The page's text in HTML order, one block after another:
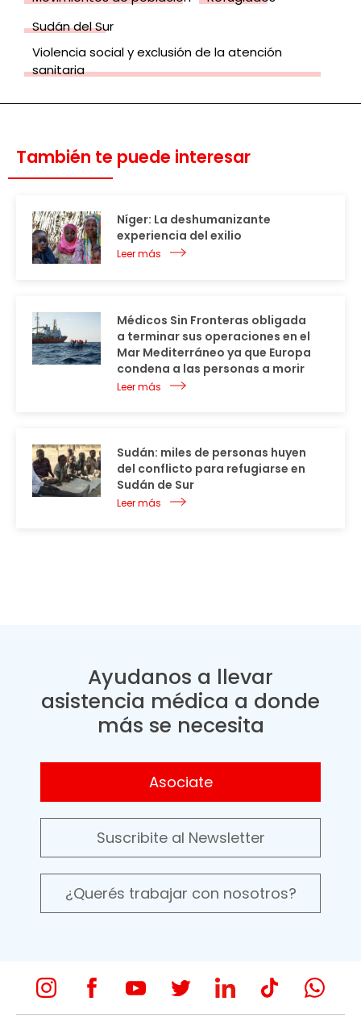
Sudán del Sur
Violencia social y exclusión de la atención
sanitaria
También te puede interesar
Níger: La deshumanizante
experiencia del exilio
Leer más
Médicos Sin Fronteras obligada
a terminar sus operaciones en el
Mar Mediterráneo ya que Europa
condena a las personas a morir
Leer más
Sudán: miles de personas huyen
del conflicto para refugiarse en
Sudán de Sur
Leer más
Ayudanos a llevar
asistencia médica a donde
más se necesita
Asociate
Suscribite al Newsletter
¿Querés trabajar con nosotros?